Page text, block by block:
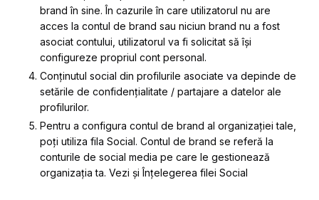
brand în sine. În cazurile în care utilizatorul nu are
acces la contul de brand sau niciun brand nu a fost
asociat contului, utilizatorul va fi solicitat să își
configureze propriul cont personal.
Conținutul social din profilurile asociate va depinde de
setările de confidențialitate / partajare a datelor ale
profilurilor.
Pentru a configura contul de brand al organizației tale,
poți utiliza fila Social. Contul de brand se referă la
conturile de social media pe care le gestionează
organizația ta. Vezi și Înțelegerea filei Social